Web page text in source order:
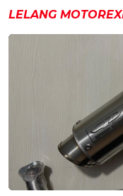
LELANG